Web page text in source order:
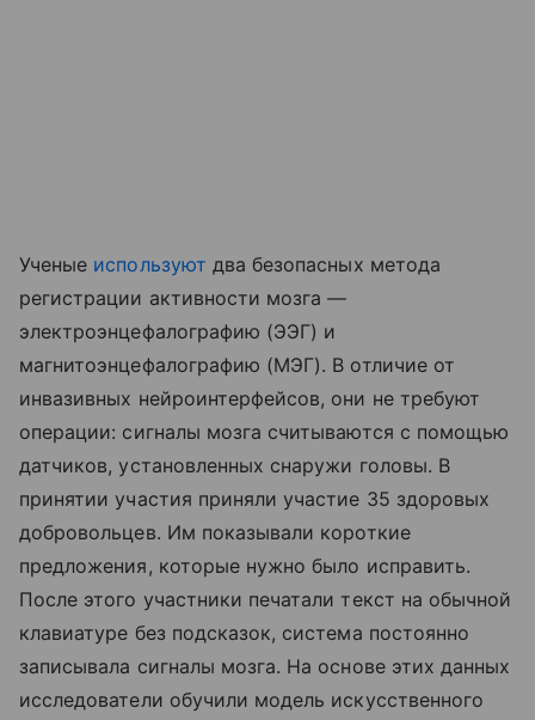
Ученые используют два безопасных метода
регистрации активности мозга —
электроэнцефалографию (ЭЭГ) и
магнитоэнцефалографию (МЭГ). В отличие от
инвазивных нейроинтерфейсов, они не требуют
операции: сигналы мозга считываются с помощью
датчиков, установленных снаружи головы. В
принятии участия приняли участие 35 здоровых
добровольцев. Им показывали короткие
предложения, которые нужно было исправить.
После этого участники печатали текст на обычной
клавиатуре без подсказок, система постоянно
записывала сигналы мозга. На основе этих данных
исследователи обучили модель искусственного